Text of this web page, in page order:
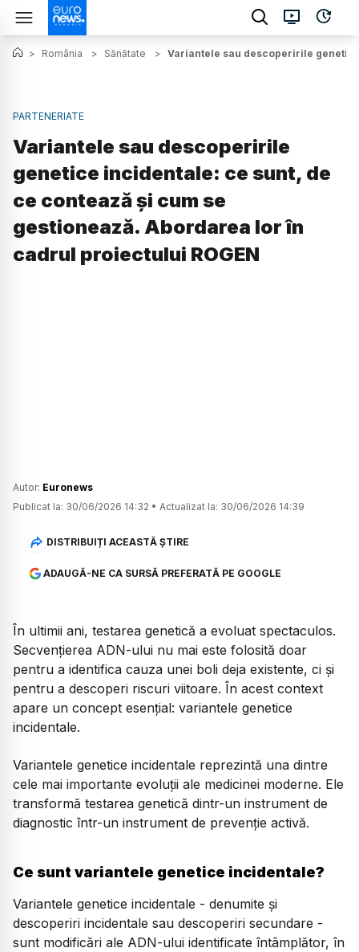
> România > Sănătate > Variantele sau descoperirile
PARTENERIATE
Variantele sau descoperirile
genetice incidentale: ce sunt, de
ce contează și cum se
gestionează. Abordarea lor în
cadrul proiectului ROGEN
Autor: Euronews
Publicat la: 30/06/2026 14:32 • Actualizat la: 30/06/2026 14:39
DISTRIBUIȚI ACEASTĂ ȘTIRE
ADAUGĂ-NE CA SURSĂ PREFERATĂ PE GOOGLE
În ultimii ani, testarea genetică a evoluat spectaculos.
Secvențierea ADN-ului nu mai este folosită doar
pentru a identifica cauza unei boli deja existente, ci și
pentru a descoperi riscuri viitoare. În acest context
apare un concept esențial: variantele genetice
incidentale.
Variantele genetice incidentale reprezintă una dintre
cele mai importante evoluții ale medicinei moderne. Ele
transformă testarea genetică dintr-un instrument de
diagnostic într-un instrument de prevenție activă.
Ce sunt variantele genetice incidentale?
Variantele genetice incidentale - denumite și
descoperiri incidentale sau descoperiri secundare -
sunt modificări ale ADN-ului identificate întâmplător, în